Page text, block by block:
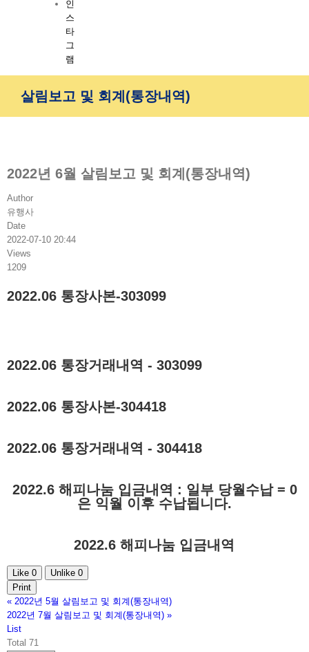
인
스
타
그
램
살림보고 및 회계(통장내역)
2022년 6월 살림보고 및 회계(통장내역)
Author
유행사
Date
2022-07-10 20:44
Views
1209
2022.06 통장사본-303099
2022.06 통장거래내역 - 303099
2022.06 통장사본-304418
2022.06 통장거래내역 - 304418
2022.6 해피나눔 입금내역 : 일부 당월수납 = 0
은 익월 이후 수납됩니다.
2022.6 해피나눔 입금내역
Like 0 Unlike 0
Print
« 2022년 5월 살림보고 및 회계(통장내역)
2022년 7월 살림보고 및 회계(통장내역) »
List
Total 71